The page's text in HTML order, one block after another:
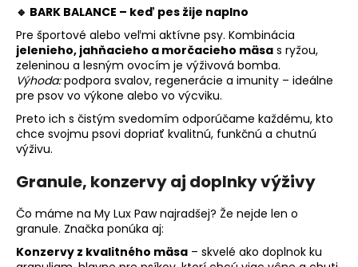
🔹 BARK BALANCE – keď pes žije naplno
Pre športové alebo veľmi aktívne psy. Kombinácia
jelenieho, jahňacieho a morčacieho mäsa s ryžou,
zeleninou a lesným ovocím je výživová bomba.
Výhoda:podpora svalov, regenerácie a imunity – ideálne
pre psov vo výkone alebo vo výcviku.
Preto ich s čistým svedomím odporúčame každému, kto
chce svojmu psovi dopriať kvalitnú, funkčnú a chutnú
výživu.
Granule, konzervy aj doplnky výživy
Čo máme na My Lux Paw najradšej? Že nejde len o
granule. Značka ponúka aj:
Konzervy z kvalitného mäsa – skvelé ako doplnok ku